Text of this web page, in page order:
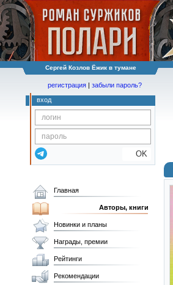
Сергей Козлов Ёжик в тумане
регистрация | забыли пароль?
вход
OK
Главная
Авторы, книги
Новинки и планы
Награды, премии
Рейтинги
Рекомендации